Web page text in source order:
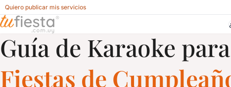
Quiero publicar mis servicios
Karaoke para Cumpleaños de 15 en Montevideo
Guía de Karaoke para
Fiestas de